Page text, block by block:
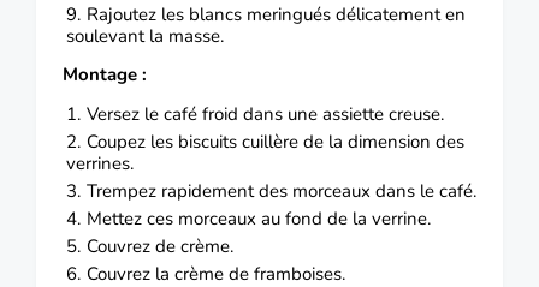
Rajoutez les blancs meringués délicatement en
soulevant la masse.
Montage :
Versez le café froid dans une assiette creuse.
Coupez les biscuits cuillère de la dimension des
verrines.
Trempez rapidement des morceaux dans le café.
Mettez ces morceaux au fond de la verrine.
Couvrez de crème.
Couvrez la crème de framboises.